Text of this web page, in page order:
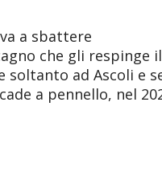
a sbattere
che gli respinge il
ad Ascoli e
a pennello, nel